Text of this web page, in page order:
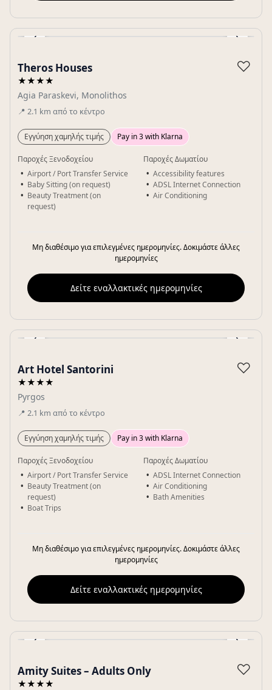
‹ ›
Theros Houses
★★★★
Agia Paraskevi, Monolithos
📍 2.1 km από το κέντρο
♡
Εγγύηση χαμηλής τιμής Pay in 3 with Klarna
Παροχές Ξενοδοχείου
Airport / Port Transfer Service
Baby Sitting (on request)
Beauty Treatment (on
request)
Παροχές Δωματίου
Accessibility features
ADSL Internet Connection
Air Conditioning
Μη διαθέσιμο για επιλεγμένες ημερομηνίες. Δοκιμάστε άλλες
ημερομηνίες
Δείτε εναλλακτικές ημερομηνίες
‹ ›
Art Hotel Santorini
★★★★
Pyrgos
📍 2.1 km από το κέντρο
♡
Εγγύηση χαμηλής τιμής Pay in 3 with Klarna
Παροχές Ξενοδοχείου
Airport / Port Transfer Service
Beauty Treatment (on
request)
Boat Trips
Παροχές Δωματίου
ADSL Internet Connection
Air Conditioning
Bath Amenities
Μη διαθέσιμο για επιλεγμένες ημερομηνίες. Δοκιμάστε άλλες
ημερομηνίες
Δείτε εναλλακτικές ημερομηνίες
‹ ›
Amity Suites – Adults Only
★★★★
♡